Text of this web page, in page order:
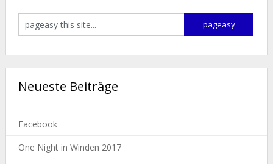
Neueste Beiträge
Facebook
One Night in Winden 2017